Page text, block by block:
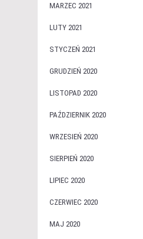
MARZEC 2021
LUTY 2021
STYCZEŃ 2021
GRUDZIEŃ 2020
LISTOPAD 2020
PAŹDZIERNIK 2020
WRZESIEŃ 2020
SIERPIEŃ 2020
LIPIEC 2020
CZERWIEC 2020
MAJ 2020